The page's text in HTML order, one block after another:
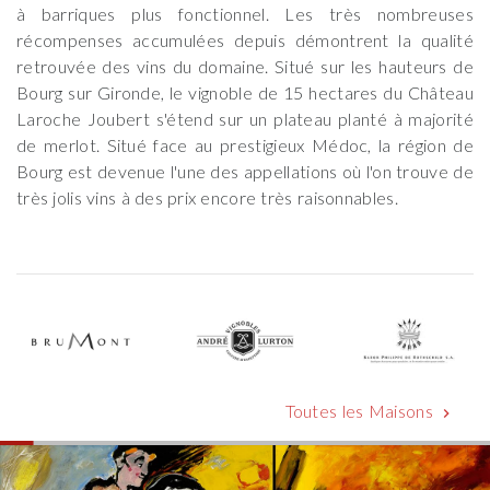
à barriques plus fonctionnel. Les très nombreuses
récompenses accumulées depuis démontrent la qualité
retrouvée des vins du domaine. Situé sur les hauteurs de
Bourg sur Gironde, le vignoble de 15 hectares du Château
Laroche Joubert s'étend sur un plateau planté à majorité
de merlot. Situé face au prestigieux Médoc, la région de
Bourg est devenue l'une des appellations où l'on trouve de
très jolis vins à des prix encore très raisonnables.
Toutes les Maisons chevron_right